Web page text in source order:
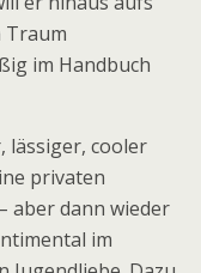
Traum
im Handbuch
lässiger, cooler
privaten
aber dann wieder
im